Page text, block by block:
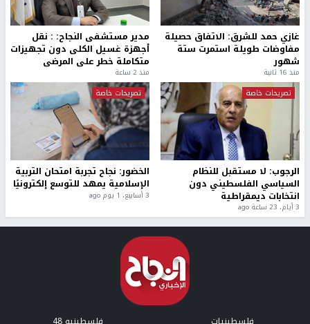
غازي حمد للشرق: الاتفاق حصيلة
مفاوضات طويلة استمرت ستة
شهور
منذ 16 ثانية
مدير مستشفى النجاح: : نقل
أجهزة غسيل الكلى دون تجهيزات
متكاملة خطر على المرضى
منذ 2 ساعة
تصريحات خاصة
الرجوب: لا مستقبل للنظام
السياسي الفلسطيني دون
انتخابات ديمقراطية
3 أيام، 23 ساعة ago
تصريحات خاصة
الخضور: نجاح تجربة امتحان التربية
الإسلامية يمهد للتوسع إلكترونيًا
3 أسابيع، 1 يوم ago